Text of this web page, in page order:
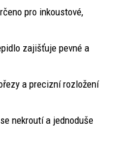
pro inkoustové,
zajišťuje pevné a
a precizní rozložení
nekroutí a jednoduše